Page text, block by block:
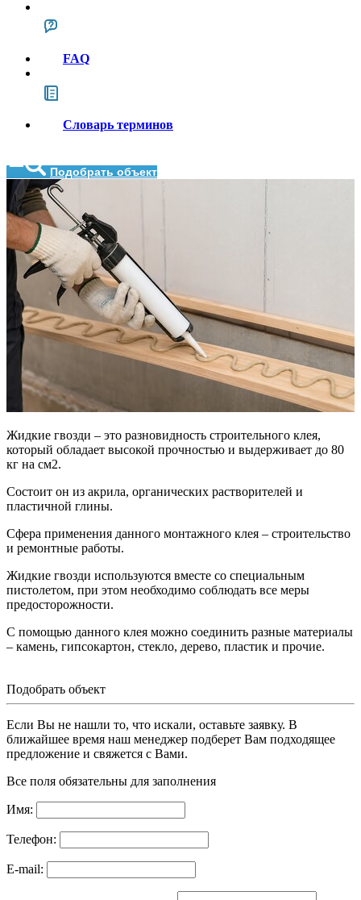
FAQ
Словарь терминов
Подобрать объект
Жидкие гвозди – это разновидность строительного клея,
который обладает высокой прочностью и выдерживает до 80
кг на см2.
Состоит он из акрила, органических растворителей и
пластичной глины.
Сфера применения данного монтажного клея – строительство
и ремонтные работы.
Жидкие гвозди используются вместе со специальным
пистолетом, при этом необходимо соблюдать все меры
предосторожности.
С помощью данного клея можно соединить разные материалы
– камень, гипсокартон, стекло, дерево, пластик и прочие.
Подобрать объект
Если Вы не нашли то, что искали, оставьте заявку. В
ближайшее время наш менеджер подберет Вам подходящее
предложение и свяжется с Вами.
Все поля обязательны для заполнения
Имя:
Телефон:
E-mail: